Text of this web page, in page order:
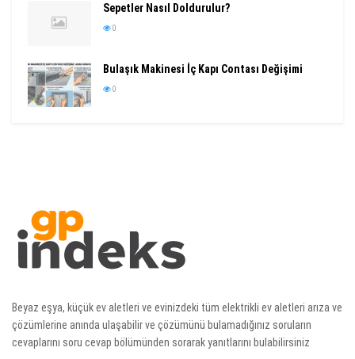
Sepetler Nasıl Doldurulur?
0
Bulaşık Makinesi İç Kapı Contası Değişimi
0
Beyaz eşya, küçük ev aletleri ve evinizdeki tüm elektrikli ev aletleri arıza ve
çözümlerine anında ulaşabilir ve çözümünü bulamadığınız soruların
cevaplarını soru cevap bölümünden sorarak yanıtlarını bulabilirsiniz